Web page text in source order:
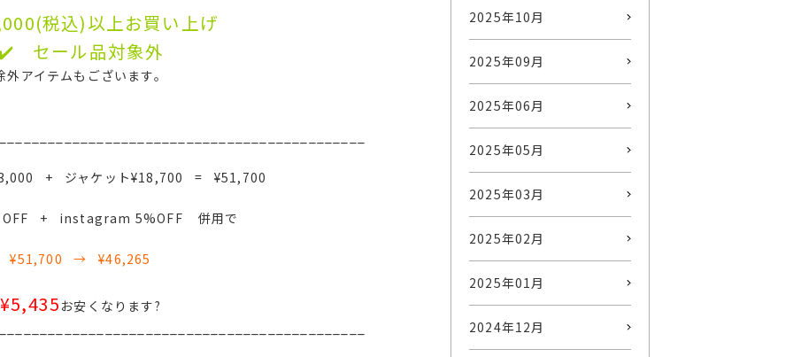
税込)以上お買い上げ
セール品対象外
外アイテムもございます。
+ ジャケット¥18,700 = ¥51,700
OFF + instagram 5%OFF 併用で
¥51,700 → ¥46,265
¥5,435 お安くなります?
2025年10月
2025年09月
2025年06月
2025年05月
2025年03月
2025年02月
2025年01月
2024年12月